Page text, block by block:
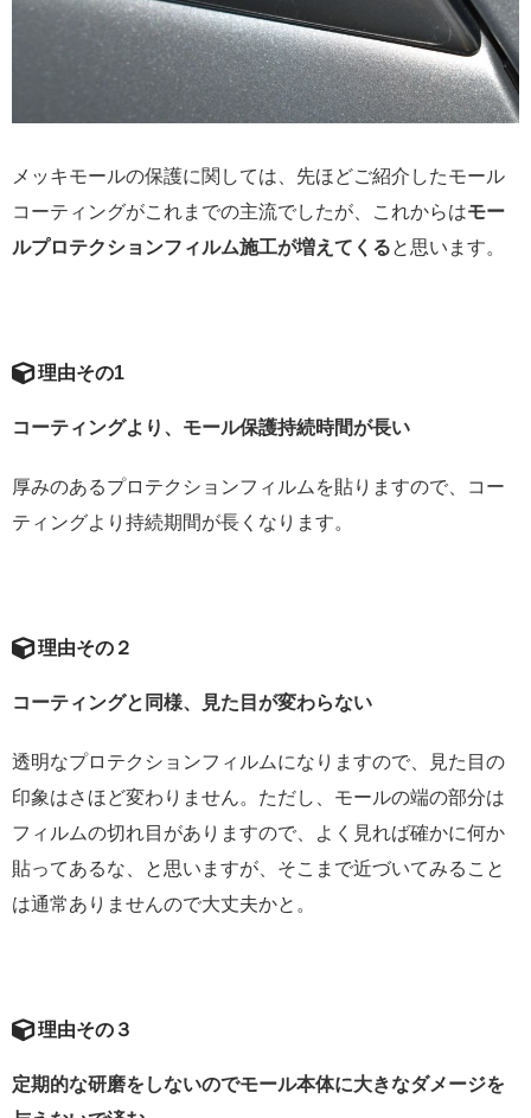
メッキモールの保護に関しては、先ほどご紹介したモール
コーティングがこれまでの主流でしたが、これからはモー
ルプロテクションフィルム施工が増えてくると思います。
理由その1
コーティングより、モール保護持続時間が長い
厚みのあるプロテクションフィルムを貼りますので、コー
ティングより持続期間が長くなります。
理由その２
コーティングと同様、見た目が変わらない
透明なプロテクションフィルムになりますので、見た目の
印象はさほど変わりません。ただし、モールの端の部分は
フィルムの切れ目がありますので、よく見れば確かに何か
貼ってあるな、と思いますが、そこまで近づいてみること
は通常ありませんので大丈夫かと。
理由その３
定期的な研磨をしないのでモール本体に大きなダメージを